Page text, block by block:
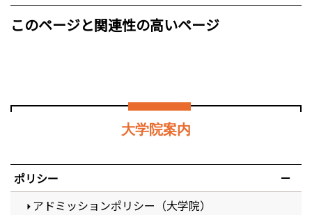
このページと関連性の高いページ
大学院案内
ポリシー
アドミッションポリシー（大学院）